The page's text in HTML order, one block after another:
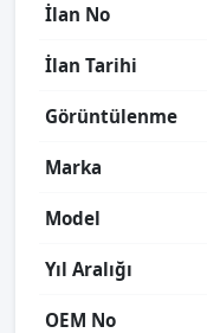
İlan No
İlan Tarihi
Görüntülenme
Marka
Model
Yıl Aralığı
OEM No